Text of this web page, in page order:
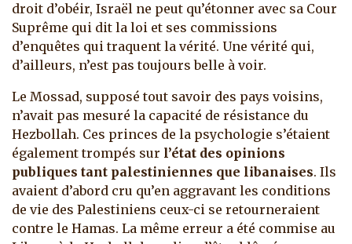
droit d’obéir, Israël ne peut qu’étonner avec sa Cour
Suprême qui dit la loi et ses commissions
d’enquêtes qui traquent la vérité. Une vérité qui,
d’ailleurs, n’est pas toujours belle à voir.
Le Mossad, supposé tout savoir des pays voisins,
n’avait pas mesuré la capacité de résistance du
Hezbollah. Ces princes de la psychologie s’étaient
également trompés sur l’état des opinions
publiques tant palestiniennes que libanaises. Ils
avaient d’abord cru qu’en aggravant les conditions
de vie des Palestiniens ceux-ci se retourneraient
contre le Hamas. La même erreur a été commise au